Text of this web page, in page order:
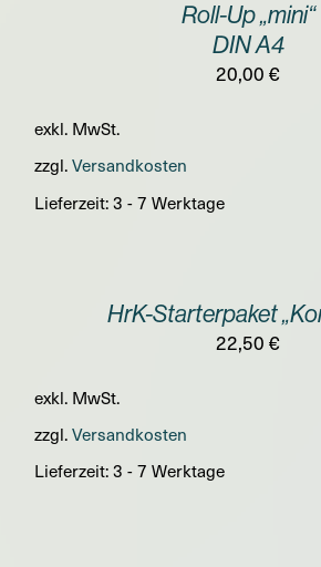
Roll-Up „mini“
DIN A4
20,00€
exkl. MwSt.
zzgl.Versandkosten
Lieferzeit:3 - 7 Werktage
IN
HrK-Starterpaket
22,50€
exkl. MwSt.
zzgl.Versandkosten
Lieferzeit:3 - 7 Werktage
IN